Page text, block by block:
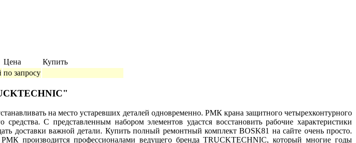
Цена
Купить
по запросу
на место устаревших деталей одновременно. РМК крана защитного четырехконтурного
С представленным набором элементов удастся восстановить рабочие характеристики
доставки важной детали. Купить полный ремонтный комплект BOSK81 на сайте очень просто.
производится профессионалами ведущего бренда TRUCKTECHNIC, который многие годы